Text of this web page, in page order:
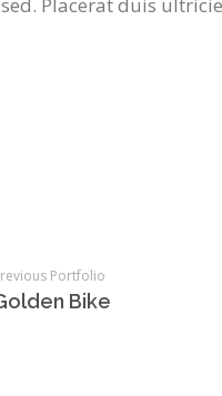
sed. Placerat duis
Portfolio
Bike